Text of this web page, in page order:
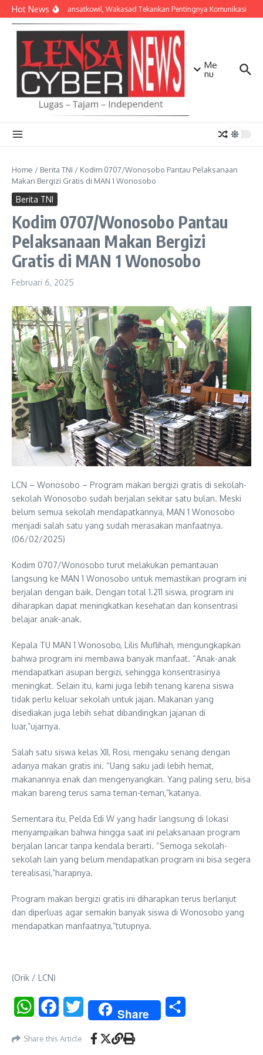
Lewati ke konten
Hot NewsBekali Dansatkowil, Wakasad Tekankan Pentingnya Komunikasi
Me
nu
Home / Berita TNI / Kodim 0707/Wonosobo Pantau Pelaksanaan
Makan Bergizi Gratis di MAN 1 Wonosobo
Berita TNI
Kodim 0707/Wonosobo Pantau
Pelaksanaan Makan Bergizi
Gratis di MAN 1 Wonosobo
Februari 6, 2025
LCN – Wonosobo – Program makan bergizi gratis di sekolah-
sekolah Wonosobo sudah berjalan sekitar satu bulan. Meski
belum semua sekolah mendapatkannya, MAN 1 Wonosobo
menjadi salah satu yang sudah merasakan manfaatnya.
(06/02/2025)
Kodim 0707/Wonosobo turut melakukan pemantauan
langsung ke MAN 1 Wonosobo untuk memastikan program ini
berjalan dengan baik. Dengan total 1.211 siswa, program ini
diharapkan dapat meningkatkan kesehatan dan konsentrasi
belajar anak-anak.
Kepala TU MAN 1 Wonosobo, Lilis Muflihah, mengungkapkan
bahwa program ini membawa banyak manfaat. “Anak-anak
mendapatkan asupan bergizi, sehingga konsentrasinya
meningkat. Selain itu, kami juga lebih tenang karena siswa
tidak perlu keluar sekolah untuk jajan. Makanan yang
disediakan juga lebih sehat dibandingkan jajanan di
luar,”ujarnya.
Salah satu siswa kelas XII, Rosi, mengaku senang dengan
adanya makan gratis ini. “Uang saku jadi lebih hemat,
makanannya enak dan mengenyangkan. Yang paling seru, bisa
makan bareng terus sama teman-teman,”katanya.
Sementara itu, Pelda Edi W yang hadir langsung di lokasi
menyampaikan bahwa hingga saat ini pelaksanaan program
berjalan lancar tanpa kendala berarti. “Semoga sekolah-
sekolah lain yang belum mendapatkan program ini bisa segera
terealisasi,”harapnya.
Program makan bergizi gratis ini diharapkan terus berlanjut
dan diperluas agar semakin banyak siswa di Wonosobo yang
mendapatkan manfaatnya,”tutupnya.
(Orik / LCN)
WhatsAppFacebookTwitter Share
Share this Article